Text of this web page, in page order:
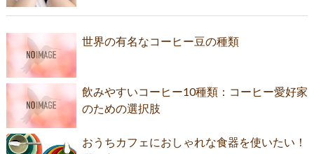
世界の有名なコーヒー豆の種類
飲みやすいコーヒー10種類：コーヒー愛好家
のための選択肢
おうちカフェにおしゃれな食器を使いたい！